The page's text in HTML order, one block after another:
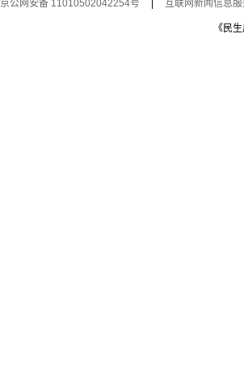
京公网安备 11010502042254号 互联网新闻信息
《民